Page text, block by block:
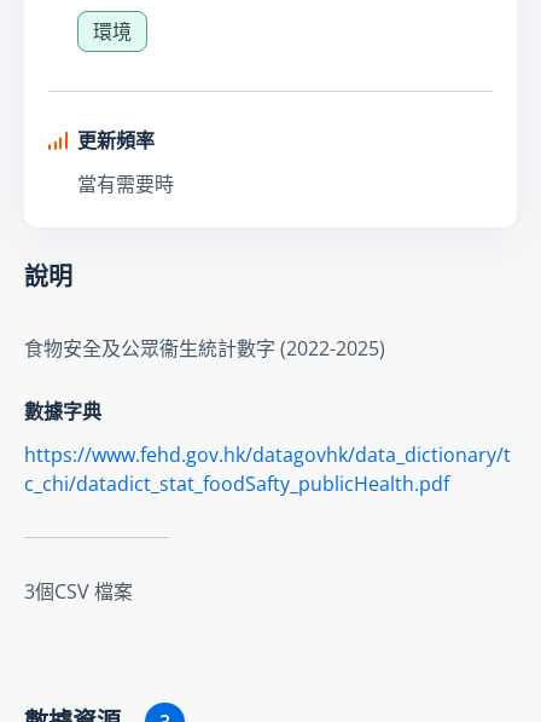
環境
更新頻率
當有需要時
說明
食物安全及公眾衞生統計數字 (2022-2025)
數據字典
https://www.fehd.gov.hk/datagovhk/data_dictionary/t
c_chi/datadict_stat_foodSafty_publicHealth.pdf
3個CSV 檔案